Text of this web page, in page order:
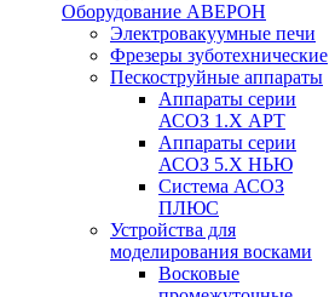
Оборудование АВЕРОН
Электровакуумные печи
Фрезеры зуботехнические
Пескоструйные аппараты
Аппараты серии
АСОЗ 1.Х АРТ
Аппараты серии
АСОЗ 5.Х НЬЮ
Система АСОЗ
ПЛЮС
Устройства для
моделирования восками
Восковые